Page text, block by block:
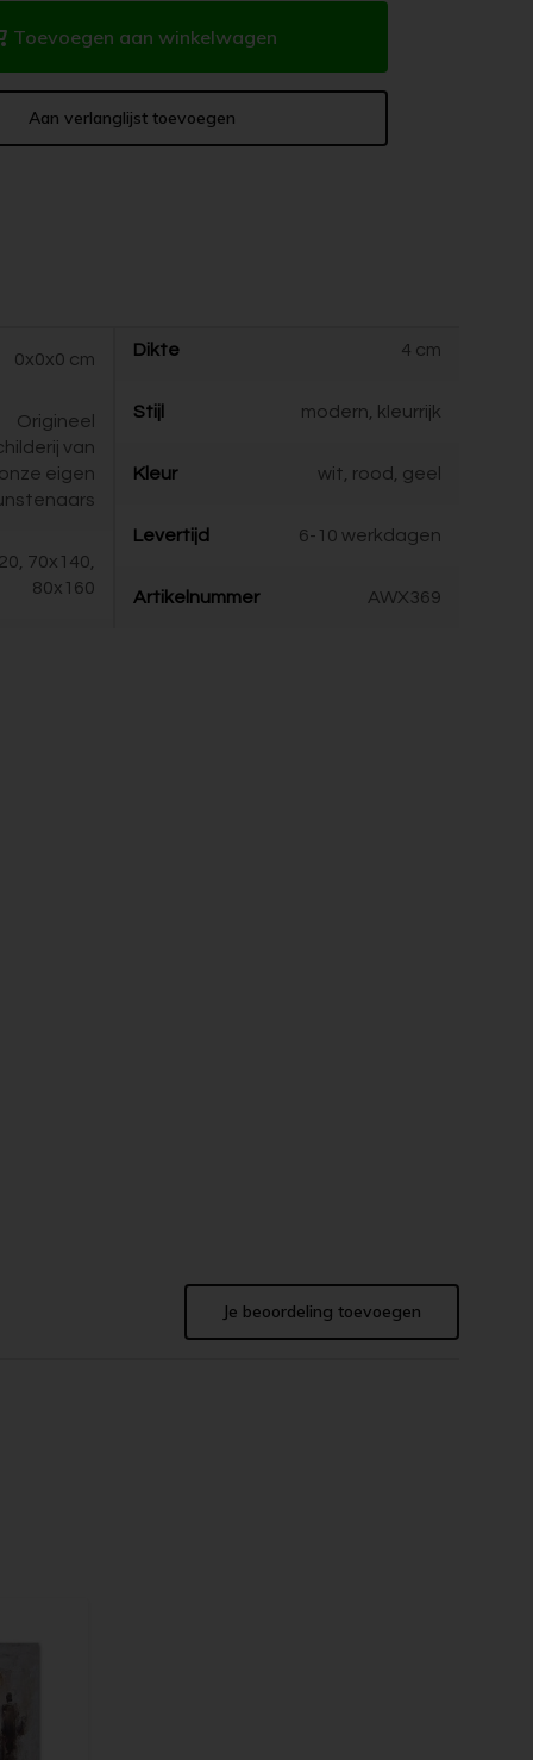
Toevoegen aan winkelwagen
Aan verlanglijst toevoegen
0x0x0 cm
Origineel
van
eigen
70x140,
80x160
Dikte 4 cm
Stijl modern, kleurrijk
Kleur wit, rood, geel
Levertijd 6-10 werkdagen
Artikelnummer AWX369
Je beoordeling toevoegen